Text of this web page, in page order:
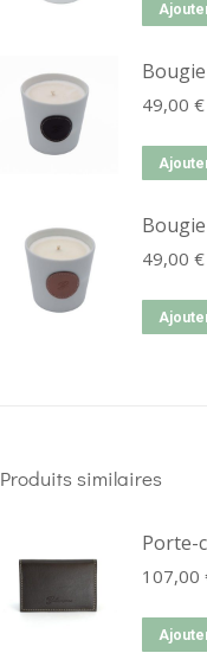
Bougie
49,00 €
Bougie
49,00 €
Produits similaires
Porte-
107,00